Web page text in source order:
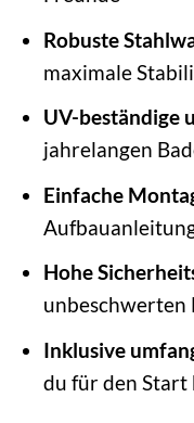
Robuste
maximale
UV-beständige
jahrelangen
Einfache
Hohe
unbeschwerten
Inklusive
du für den Start